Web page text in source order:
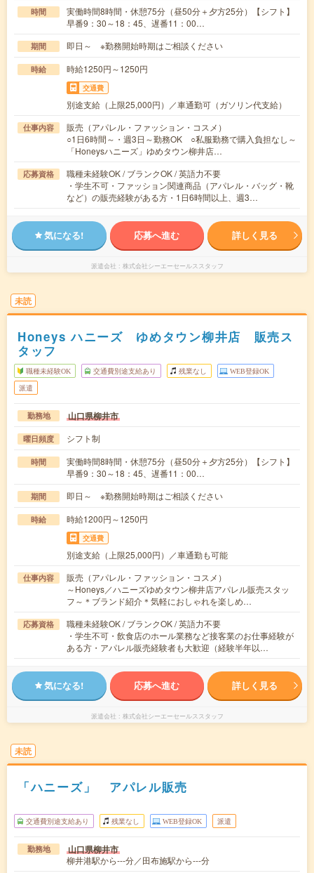
時間
実働時間8時間・休憩75分（昼50分＋夕方25分）【シフト】
早番9：30～18：45、遅番11：00…
期間 即日～ ※勤務開始時期はご相談ください
時給 時給1250円～1250円
交通費
別途支給（上限25,000円）／車通勤可（ガソリン代支給）
仕事内容
販売（アパレル・ファッション・コスメ）
○1日6時間～・週3日～勤務OK ○私服勤務で購入負担なし～
「Honeysハニーズ」ゆめタウン柳井店…
応募資格
職種未経験OK / ブランクOK / 英語力不要
・学生不可・ファッション関連商品（アパレル・バッグ・靴
など）の販売経験がある方・1日6時間以上、週3…
気になる! 応募へ進む 詳しく見る
派遣会社 株式会社シーエーセールススタッフ
未読
Honeys ハニーズ ゆめタウン柳井店 販売ス
タッフ
職種未経験OK 交通費別途支給あり 残業なし WEB登録OK
派遣
勤務地 山口県柳井市
曜日頻度 シフト制
時間
実働時間8時間・休憩75分（昼50分＋夕方25分）【シフト】
早番9：30～18：45、遅番11：00…
期間 即日～ ※勤務開始時期はご相談ください
時給 時給1200円～1250円
交通費
別途支給（上限25,000円）／車通勤も可能
仕事内容
販売（アパレル・ファッション・コスメ）
～Honeys／ハニーズゆめタウン柳井店アパレル販売スタッ
フ～＊ブランド紹介＊気軽におしゃれを楽しめ…
応募資格
職種未経験OK / ブランクOK / 英語力不要
・学生不可・飲食店のホール業務など接客業のお仕事経験が
ある方・アパレル販売経験者も大歓迎（経験半年以…
気になる! 応募へ進む 詳しく見る
派遣会社 株式会社シーエーセールススタッフ
未読
「ハニーズ」 アパレル販売
交通費別途支給あり 残業なし WEB登録OK 派遣
勤務地 山口県柳井市
柳井港駅から---分／田布施駅から---分